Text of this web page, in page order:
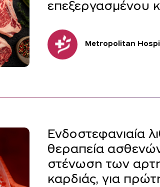
επεξεργασμένου
Metropolitan
Ενδοστεφανιαία
θεραπεία
στένωση των
καρδιάς, για